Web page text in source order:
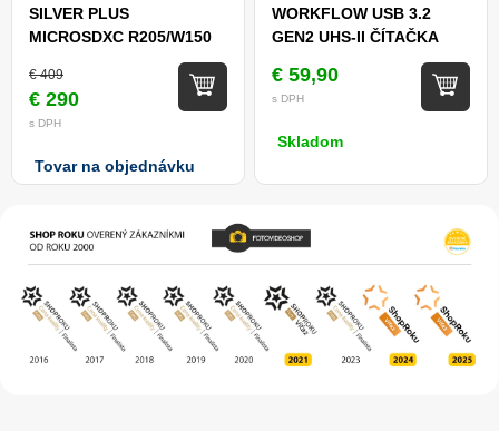
SILVER PLUS
MICROSDXC R205/W150
€ 409
€ 290
s DPH
Tovar na objednávku
WORKFLOW USB 3.2
GEN2 UHS-II ČÍTAČKA
€ 59,90
s DPH
Skladom